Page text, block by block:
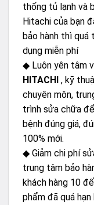
thống tủ lạnh và
Hitachi của bạn
bảo hành thì quá
dụng miễn phí
◆ Luôn yên tâm
HITACHI , kỹ
chuyên môn,
trình sửa chữa
bệnh đúng giá,
100% mới.
◆ Giảm chi phí
trung tâm bảo
khách hàng 10
phẩm đã quá